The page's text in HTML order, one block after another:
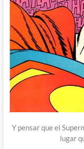
Y pensar que el
lugar